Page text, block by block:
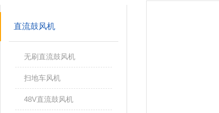
直流鼓风机
无刷直流鼓风机
扫地车风机
48V直流鼓风机